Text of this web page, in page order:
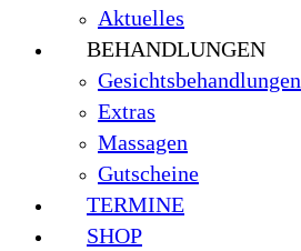
Aktuelles
BEHANDLUNGEN
Gesichtsbehandlungen
Extras
Massagen
Gutscheine
TERMINE
SHOP